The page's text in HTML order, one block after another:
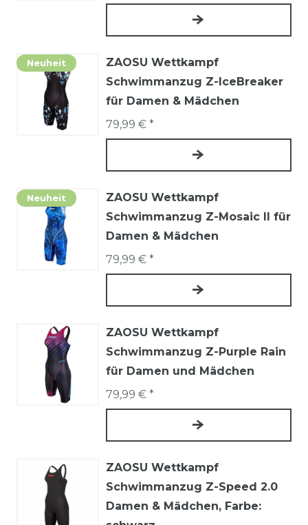
Neuheit
ZAOSU Wettkampf
Schwimmanzug Z-IceBreaker
für Damen & Mädchen
79,99 € *
Neuheit
ZAOSU Wettkampf
Schwimmanzug Z-Mosaic II für
Damen & Mädchen
79,99 € *
ZAOSU Wettkampf
Schwimmanzug Z-Purple Rain
für Damen und Mädchen
79,99 € *
ZAOSU Wettkampf
Schwimmanzug Z-Speed 2.0
Damen & Mädchen, Farbe: